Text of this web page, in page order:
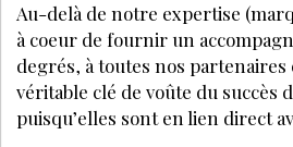
Au-delà de notre expertise
à coeur de fournir un
degrés, à toutes nos
véritable clé de voûte du succès
puisqu’elles sont en lien direct